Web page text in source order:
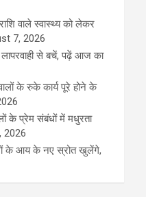
वाले स्वास्थ्य को लेकर
7, 2026
से बचें, पढ़ें आज का
के रुके कार्य पूरे होने के
के प्रेम संबंधों में मधुरता
2026
के आय के नए स्रोत खुलेंगे,